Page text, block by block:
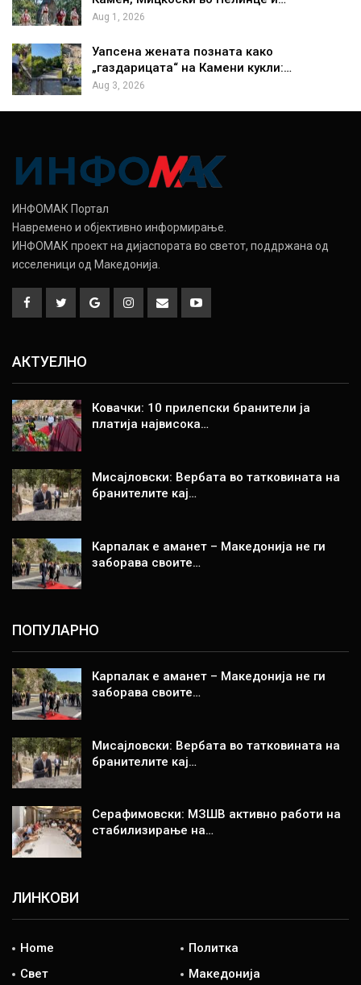
Aug 1, 2026
Уапсена жената позната како
„газдарицата“ на Камени кукли:…
Aug 3, 2026
ИНФОМАК Портал
Навремено и објективно информирање.
ИНФОМАК проект на дијаспората во светот, поддржана од
исселеници од Македонија.
АКТУЕЛНО
Ковачки: 10 прилепски бранители ја
платија највисока…
Мисајловски: Вербата во татковината на
бранителите кај…
Карпалак е аманет – Македонија не ги
заборава своите…
ПОПУЛАРНО
Карпалак е аманет – Македонија не ги
заборава своите…
Мисајловски: Вербата во татковината на
бранителите кај…
Серафимовски: МЗШВ активно работи на
стабилизирање на…
ЛИНКОВИ
Home
Политка
Свет
Македонија